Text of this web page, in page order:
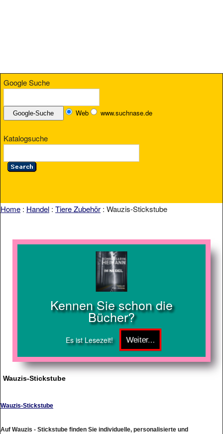
Google Suche
Web www.suchnase.de
Katalogsuche
Home : Handel : Tiere Zubehör : Wauzis-Stickstube
Kennen Sie schon die
Bücher?
Es ist Lesezeit!
Wauzis-Stickstube
Wauzis-Stickstube
Auf Wauzis - Stickstube finden Sie individuelle, personalisierte und